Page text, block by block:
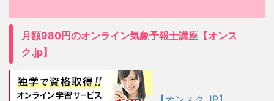
月額980円のオンライン気象予報士講座【オンス
ク.jp】